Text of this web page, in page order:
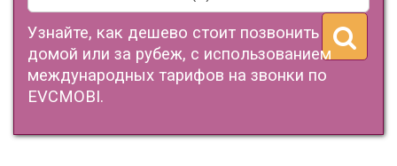
Узнайте, как дешево стоит позвонить
домой или за рубеж, с использованием
международных тарифов на звонки по
EVCMOBI.